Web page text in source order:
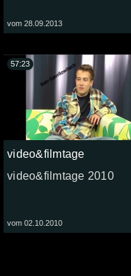
vom 28.09.2013
video&filmtage
video&filmtage 2010
vom 02.10.2010
57:23